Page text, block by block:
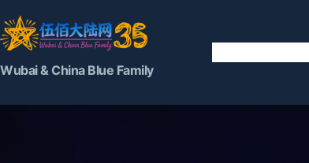
至
内
容
Wubai & China Blue Family